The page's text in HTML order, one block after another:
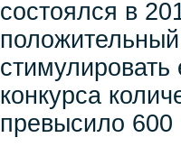
состоялся в
конкурса
превысило 600